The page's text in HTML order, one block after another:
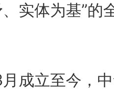
实体为基”的
成立至今，